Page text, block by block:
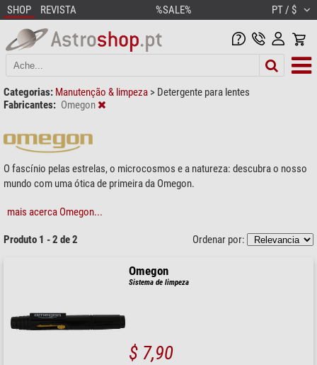
SHOP REVISTA %SALE% PT / $
Categorias: Manutenção & limpeza > Detergente para lentes
Fabricantes: Omegon
O fascínio pelas estrelas, o microcosmos e a natureza: descubra o nosso
mundo com uma ótica de primeira da Omegon.
mais acerca Omegon...
Produto 1 - 2 de 2 Ordenar por:
Omegon
Sistema de limpeza
$ 7,90